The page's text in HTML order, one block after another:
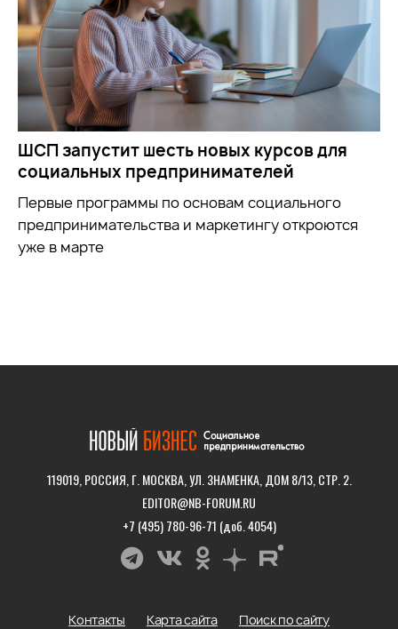
ШСП запустит шесть новых курсов для
социальных предпринимателей
Первые программы по основам социального
предпринимательства и маркетингу откроются
уже в марте
119019, РОССИЯ, Г. МОСКВА, УЛ. ЗНАМЕНКА, ДОМ 8/13, СТР. 2.
EDITOR@NB-FORUM.RU
+7 (495) 780-96-71 (доб. 4054)
Контакты Карта сайта
Поиск по сайту